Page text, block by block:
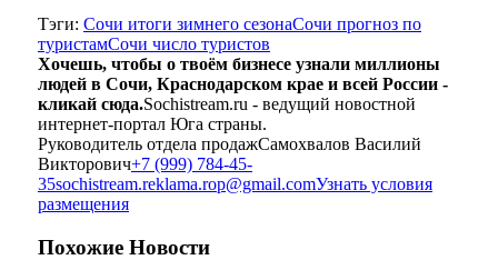
Тэги: Сочи итоги зимнего сезонаСочи прогноз по
туристамСочи число туристов
Хочешь, чтобы о твоём бизнесе узнали миллионы
людей в Сочи, Краснодарском крае и всей России -
кликай сюда.Sochistream.ru - ведущий новостной
интернет-портал Юга страны.
Руководитель отдела продажСамохвалов Василий
Викторович+7 (999) 784-45-
35sochistream.reklama.rop@gmail.comУзнать условия
размещения
Похожие Новости